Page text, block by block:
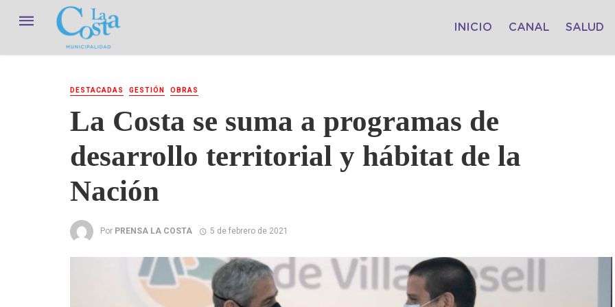
INICIO CANAL SALUD
DESTACADAS GESTIÓN OBRAS
La Costa se suma a programas de
desarrollo territorial y hábitat de la
Nación
Por PRENSA LA COSTA 5 de febrero de 2021